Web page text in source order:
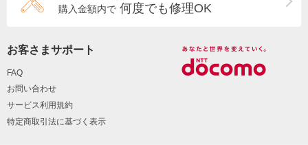
購入金額内で 何度でも修理OK
お客さまサポート
FAQ
お問い合わせ
サービス利用規約
特定商取引法に基づく表示